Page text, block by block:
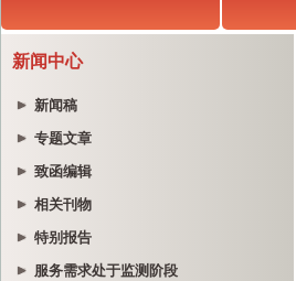
新闻中心
新闻稿
专题文章
致函编辑
相关刊物
特别报告
服务需求处于监测阶段